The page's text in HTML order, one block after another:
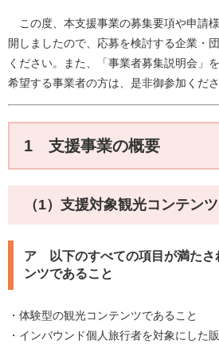
この度、本支援事業の募集要項や申請
開しましたので、応募を検討する企業・
ください。また、「事業者募集説明会」
希望する事業者の方は、是非御参加くださ
1 支援事業の概要​
（1）支援対象観光コンテンツ
ア 以下のすべての項目が満たさ
ンツであること
・体験型の観光コンテンツであること
・インバウンド個人旅行者を対象にした